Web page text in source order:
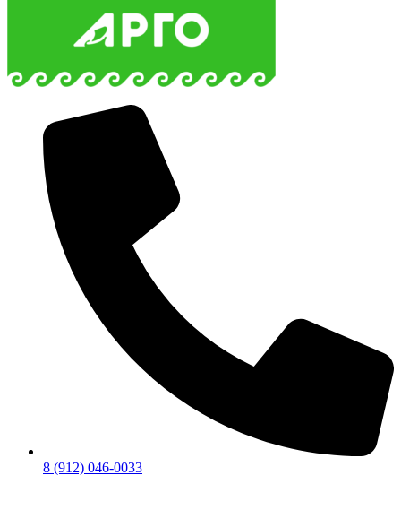
8 (912) 046-0033